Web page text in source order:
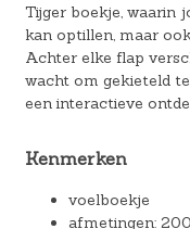
Tijger boekje, waarin
kan optillen, maar
Achter elke flap
wacht om gekieteld
een interactieve
Kenmerken
voelboekje
afmetingen: